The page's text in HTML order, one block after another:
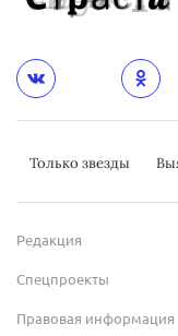
Только звезды
Редакция
Спецпроекты
Правовая информация